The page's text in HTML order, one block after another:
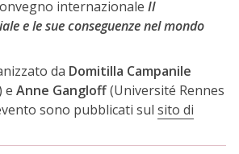
internazionale Il
e le sue conseguenze nel mondo
da Domitilla Campanile
e Anne Gangloff(Université Rennes
sono pubblicati sul sito di